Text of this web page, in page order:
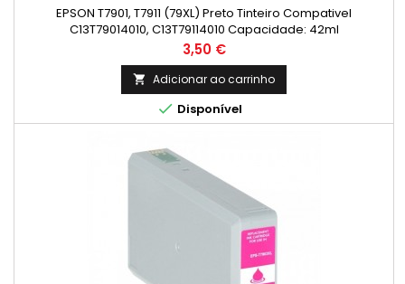
EPSON T7901, T7911 (79XL) Preto Tinteiro Compativel
C13T79014010, C13T79114010 Capacidade: 42ml
Preço
3,50 €
 Adicionar ao carrinho
 Disponível